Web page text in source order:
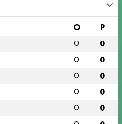
O P
0 0
0 0
0 0
0 0
0 0